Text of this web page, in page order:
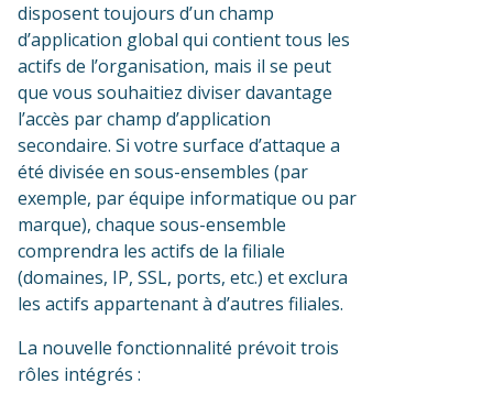
disposent toujours d’un champ
d’application global qui contient tous les
actifs de l’organisation, mais il se peut
que vous souhaitiez diviser davantage
l’accès par champ d’application
secondaire. Si votre surface d’attaque a
été divisée en sous-ensembles (par
exemple, par équipe informatique ou par
marque), chaque sous-ensemble
comprendra les actifs de la filiale
(domaines, IP, SSL, ports, etc.) et exclura
les actifs appartenant à d’autres filiales.
La nouvelle fonctionnalité prévoit trois
rôles intégrés :